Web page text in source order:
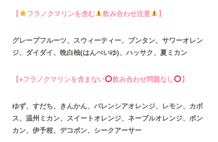
【 フラノクマリンを含む 飲み合わせ注意 】
グレープフルーツ、スウィーティー、ブンタン、サワーオレン
ジ、ダイダイ、晩白柚(はんぺいゆ)、ハッサク、夏ミカン
【⭐︎フラノクマリンを含まない 飲み合わせ問題なし 】
ゆず、すだち、きんかん、バレンシアオレンジ、レモン、カボ
ス、温州ミカン、スイートオレンジ、ネーブルオレンジ、ポン
カン、伊予柑、デコポン、シークアーサー